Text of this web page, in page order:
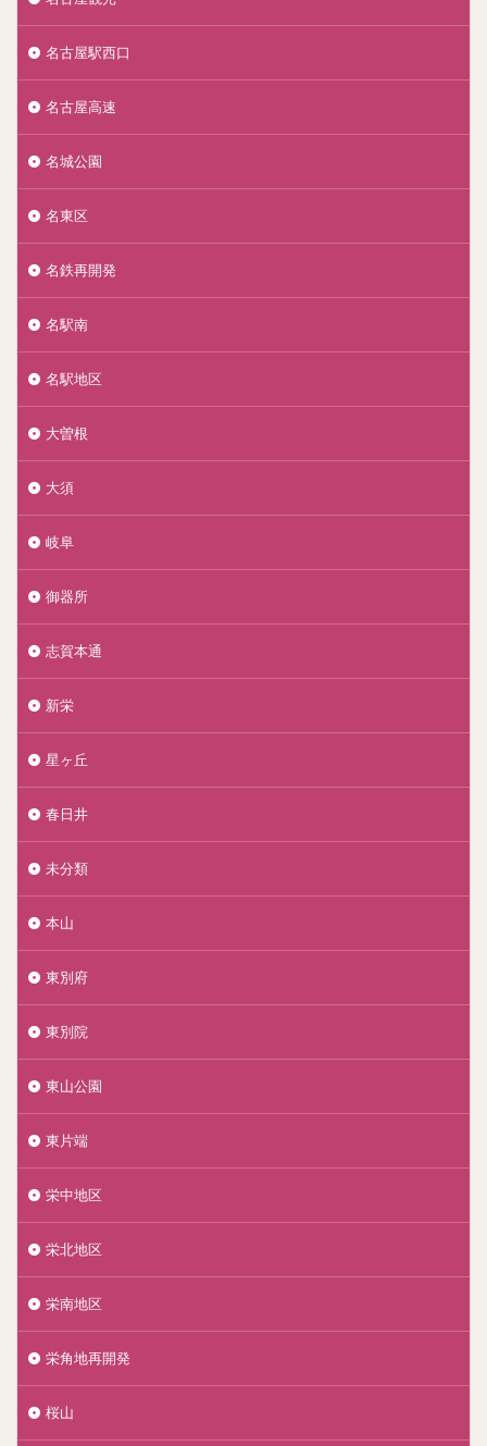
名古屋駅西口
名古屋高速
名城公園
名東区
名鉄再開発
名駅南
名駅地区
大曽根
大須
岐阜
御器所
志賀本通
新栄
星ヶ丘
春日井
未分類
本山
東別府
東別院
東山公園
東片端
栄中地区
栄北地区
栄南地区
栄角地再開発
桜山